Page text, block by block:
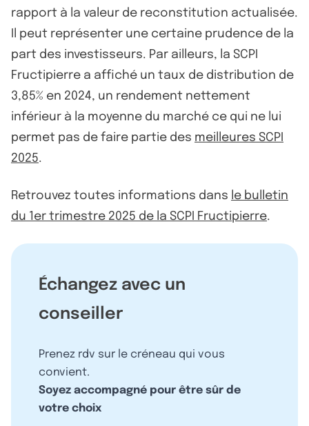
rapport à la valeur de reconstitution actualisée.
Il peut représenter une certaine prudence de la
part des investisseurs. Par ailleurs, la SCPI
Fructipierre a affiché un taux de distribution de
3,85% en 2024, un rendement nettement
inférieur à la moyenne du marché ce qui ne lui
permet pas de faire partie des meilleures SCPI
2025.
Retrouvez toutes informations dans le bulletin
du 1er trimestre 2025 de la SCPI Fructipierre.
Échangez avec un
conseiller
Prenez rdv sur le créneau qui vous
convient.
Soyez accompagné pour être sûr de
votre choix